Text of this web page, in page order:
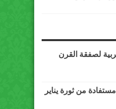
لصفقة القرن